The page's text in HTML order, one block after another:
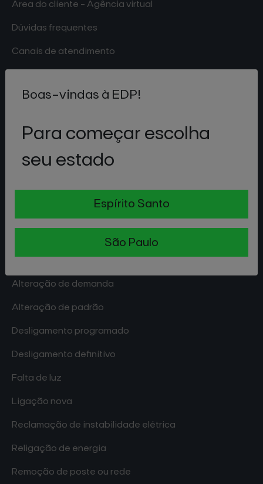
Área do cliente - Agência virtual
Dúvidas frequentes
Canais de atendimento
Documentos de normas e padrões técnicos
Atendimento por vídeo
Serviços de energia
Alteração de demanda
Alteração de padrão
Desligamento programado
Desligamento definitivo
Falta de luz
Ligação nova
Reclamação de instabilidade elétrica
Religação de energia
Remoção de poste ou rede
Boas-vindas à EDP!
Para começar escolha
seu estado
Espírito Santo
São Paulo